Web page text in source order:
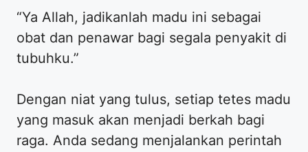
“Ya Allah, jadikanlah madu ini sebagai
obat dan penawar bagi segala penyakit di
tubuhku.”
Dengan niat yang tulus, setiap tetes madu
yang masuk akan menjadi berkah bagi
raga. Anda sedang menjalankan perintah